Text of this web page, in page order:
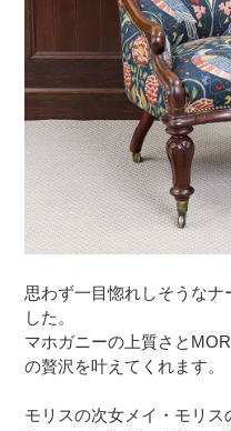
思わず一目惚れしそうな
した。
マホガニーの上質さと
の贅沢を叶えてくれます。
モリスの次女メイ・モリ